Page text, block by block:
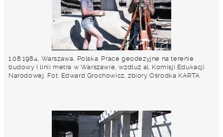
1.08.1984, Warszawa, Polska. Prace geodezyjne na terenie
budowy I linii metra w Warszawie, wzdłuż al. Komisji Edukacji
Narodowej. Fot. Edward Grochowicz, zbiory Ośrodka KARTA